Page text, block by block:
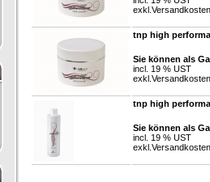
exkl. Versandkosten
tnp high
Sie können als
incl. 19 % UST
exkl. Versandkosten
tnp high
Sie können als
incl. 19 % UST
exkl. Versandkosten